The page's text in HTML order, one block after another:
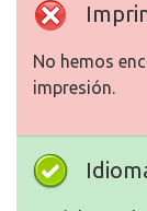
No hemos
impresión.